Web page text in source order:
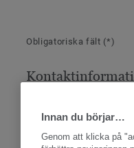
Obligatoriska fält (*)
Innan du börjar…
Genom att klicka på